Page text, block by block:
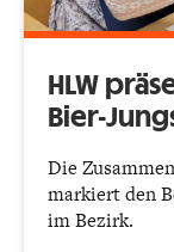
HLW
Bier-
Die
markiert den
im Bezirk.